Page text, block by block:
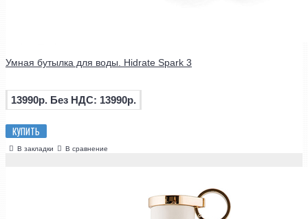
Умная бутылка для воды. Hidrate Spark 3
13990р. Без НДС: 13990р.
КУПИТЬ
В закладки В сравнение